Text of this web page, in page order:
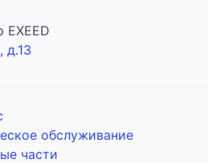
д.13
обслуживание
части